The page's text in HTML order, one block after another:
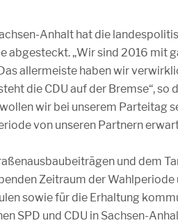
Anhalt hat die
abgesteckt. „Wir sind 2016 mit
allermeiste haben wir
die CDU auf der Bremse“, so
wollen wir bei unserem Parteitag
von unseren Partnern
und dem
Zeitraum der
sowie für die Erhaltung
SPD und CDU in Sachsen-